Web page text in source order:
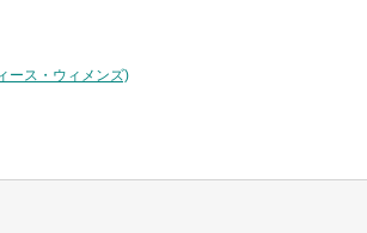
ース・ウィメンズ)